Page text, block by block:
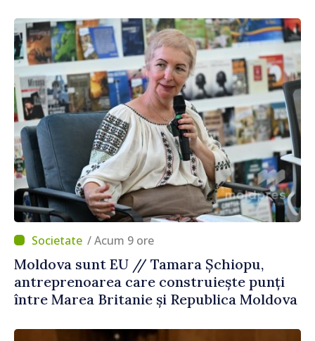
/ Acum 9 ore
Moldova sunt EU // Tamara Șchiopu,
antreprenoarea care construiește punți
între Marea Britanie și Republica Moldova